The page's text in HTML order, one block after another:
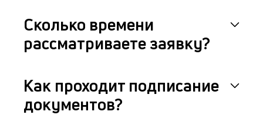
Сколько времени
рассматриваете заявку?
Как проходит подписание
документов?